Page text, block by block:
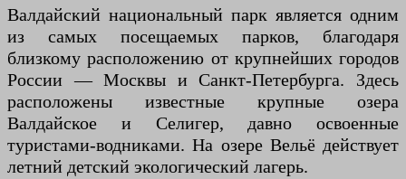
Валдайский национальный парк является одним
из самых посещаемых парков, благодаря
близкому расположению от крупнейших городов
России — Москвы и Санкт-Петербурга. Здесь
расположены известные крупные озера
Валдайское и Селигер, давно освоенные
туристами-водниками. На озере Вельё действует
летний детский экологический лагерь.